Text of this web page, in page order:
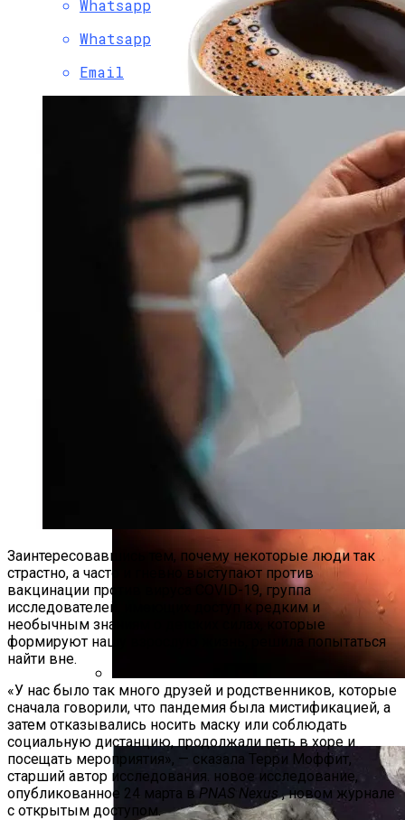
Постоянное Употребление Фруктов
Помогает В Борьбе С Диабетом —
Специалисты NASA Обнаружили
В Атмосфере Марса Металл
Whatsapp
Whatsapp
Email
Заинтересовавшись тем, почему некоторые люди так
страстно, а часто и гневно выступают против
вакцинации против вируса COVID-19, группа
исследователей, имеющих доступ к редким и
необычным знаниям о детских силах, которые
формируют нашу взрослую жизнь, решила попытаться
найти вне.
«У нас было так много друзей и родственников, которые
сначала говорили, что пандемия была мистификацией, а
затем отказывались носить маску или соблюдать
социальную дистанцию, продолжали петь в хоре и
посещать мероприятия», — сказала Терри Моффит,
старший автор исследования. новое исследование,
опубликованное 24 марта вPNAS Nexus , новом журнале
с открытым доступом.